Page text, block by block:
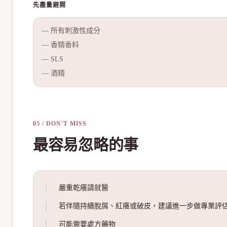
先盡量避開
— 所有刺激性成分
— 香精香料
— SLS
— 酒精
05 / DON'T MISS
最容易忽略的事
嚴重乾癢請就醫
若伴隨持續脫屑、紅癢或破皮，建議進一步做專業評
可能需要處方藥物